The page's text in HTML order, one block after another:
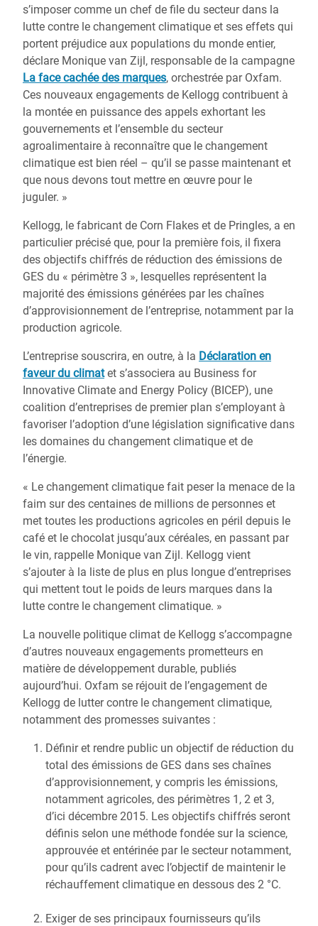
s’imposer comme un chef de file du secteur dans la
lutte contre le changement climatique et ses effets qui
portent préjudice aux populations du monde entier,
déclare Monique van Zijl, responsable de la campagne
La face cachée des marques, orchestrée par Oxfam.
Ces nouveaux engagements de Kellogg contribuent à
la montée en puissance des appels exhortant les
gouvernements et l’ensemble du secteur
agroalimentaire à reconnaître que le changement
climatique est bien réel – qu’il se passe maintenant et
que nous devons tout mettre en œuvre pour le
juguler. »
Kellogg, le fabricant de Corn Flakes et de Pringles, a en
particulier précisé que, pour la première fois, il fixera
des objectifs chiffrés de réduction des émissions de
GES du « périmètre 3 », lesquelles représentent la
majorité des émissions générées par les chaînes
d’approvisionnement de l’entreprise, notamment par la
production agricole.
L’entreprise souscrira, en outre, à la Déclaration en
faveur du climatet s’associera au Business for
Innovative Climate and Energy Policy (BICEP), une
coalition d’entreprises de premier plan s’employant à
favoriser l’adoption d’une législation significative dans
les domaines du changement climatique et de
l’énergie.
« Le changement climatique fait peser la menace de la
faim sur des centaines de millions de personnes et
met toutes les productions agricoles en péril depuis le
café et le chocolat jusqu’aux céréales, en passant par
le vin, rappelle Monique van Zijl. Kellogg vient
s’ajouter à la liste de plus en plus longue d’entreprises
qui mettent tout le poids de leurs marques dans la
lutte contre le changement climatique. »
La nouvelle politique climat de Kellogg s’accompagne
d’autres nouveaux engagements prometteurs en
matière de développement durable, publiés
aujourd’hui. Oxfam se réjouit de l’engagement de
Kellogg de lutter contre le changement climatique,
notamment des promesses suivantes :
Définir et rendre public un objectif de réduction du
total des émissions de GES dans ses chaînes
d’approvisionnement, y compris les émissions,
notamment agricoles, des périmètres 1, 2 et 3,
d’ici décembre 2015. Les objectifs chiffrés seront
définis selon une méthode fondée sur la science,
approuvée et entérinée par le secteur notamment,
pour qu’ils cadrent avec l’objectif de maintenir le
réchauffement climatique en dessous des 2 °C.
Exiger de ses principaux fournisseurs qu’ils